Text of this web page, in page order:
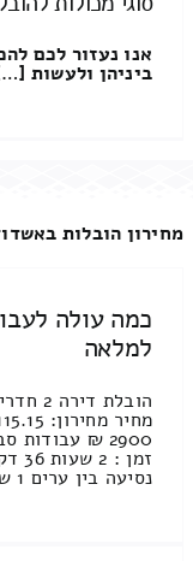
אנו נעזור לכם
ביניהן ולעשות
מחירון הובלות
למלאה
נסיעה בין ערים 1 שעות , [...]